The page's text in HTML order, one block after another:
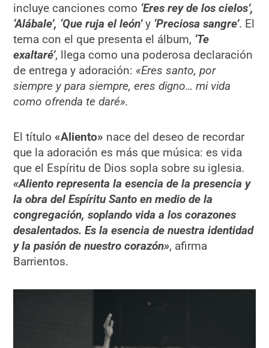
incluye canciones como ‘Eres rey de los cielos’,
‘Alábale’, ‘Que ruja el león’y ‘Preciosa sangre’. El
tema con el que presenta el álbum, ‘Te
exaltaré’, llega como una poderosa declaración
de entrega y adoración: «Eres santo, por
siempre y para siempre, eres digno… mi vida
como ofrenda te daré».
El título «Aliento» nace del deseo de recordar
que la adoración es más que música: es vida
que el Espíritu de Dios sopla sobre su iglesia.
«Aliento representa la esencia de la presencia y
la obra del Espíritu Santo en medio de la
congregación, soplando vida a los corazones
desalentados. Es la esencia de nuestra identidad
y la pasión de nuestro corazón», afirma
Barrientos.